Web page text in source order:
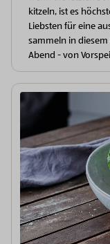
kitzeln, ist es
Liebsten für eine
sammeln in diesem
Abend - von